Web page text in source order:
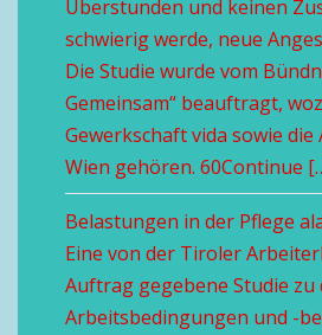
Überstunden und keinen
schwierig werde, neue
Die Studie wurde vom
Gemeinsam“ beauftragt,
Gewerkschaft vida sowie
Wien gehören. 60Continue
Belastungen in der Pflege
Eine von der Tiroler
Auftrag gegebene Studie zu
Arbeitsbedingungen und -